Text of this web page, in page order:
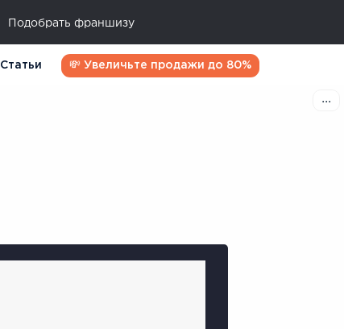
Подобрать франшизу
Статьи 💸 Увеличьте продажи до 80%